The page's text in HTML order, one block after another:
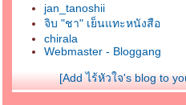
jan_tanoshii
จิบ "ชา" เย็นแทะหนังสือ
chirala
Webmaster - Bloggang
[Add ไร้หัวใจ's blog to